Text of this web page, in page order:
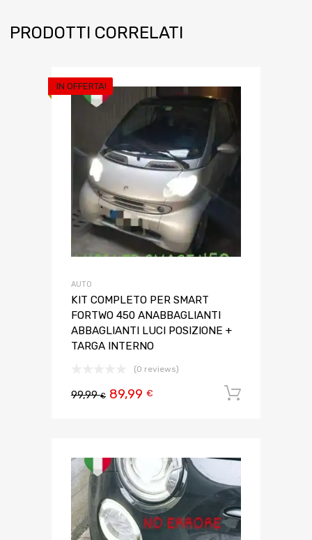
PRODOTTI CORRELATI
IN OFFERTA!
AUTO
KIT COMPLETO PER SMART
FORTWO 450 ANABBAGLIANTI
ABBAGLIANTI LUCI POSIZIONE +
TARGA INTERNO
(0 reviews)
99,99€ 89,99 €